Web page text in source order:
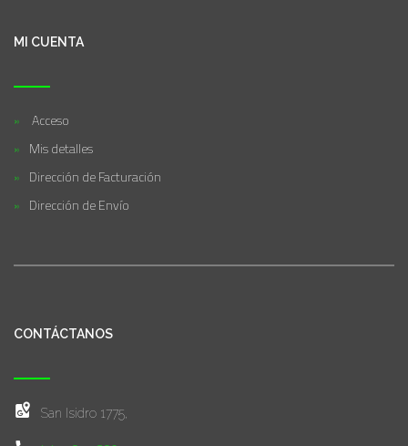
MI CUENTA
Acceso
Mis detalles
Dirección de Facturación
Dirección de Envío
CONTÁCTANOS
San Isidro 1775,